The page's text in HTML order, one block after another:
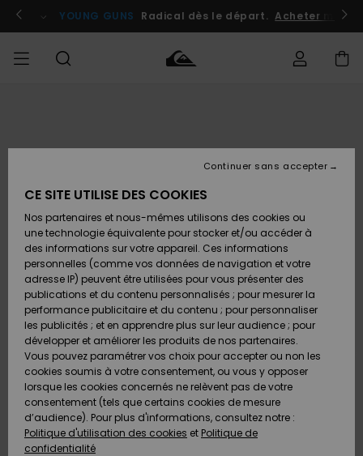
l'information
le
Se connecter / s'inscrire
YOUNG GUNS Radical dès le départ. Acheter
Chaussures
& Tongs
Surf
Snow
Nouveautés
Chaussures
& Tongs
Surf
Snow
Nouveautés
FEMME
A
Découvrir
Snow
SURF
Surf
Shop
Enfant
Highlights
Communauté
SNOW
Snow
Shop
Enfant
Snow
Shop
Femme
A
Découvrir
Communauté
OUTLET
Enfant
Outlet
Femme
AIDE &
CONTACT
Retours
Paiement
Carte
Cadeau
Quiksilver
Freedom
Protection
des
MAGASINS
CE SITE UTILISE DES COOKIES
Nos partenaires et nous-mêmes utilisons des cookies ou
une technologie équivalente pour stocker et/ou accéder à
des informations sur votre appareil. Ces informations
personnelles (comme vos données de navigation et votre
adresse IP) peuvent être utilisées pour vous présenter des
publications et du contenu personnalisés ; pour mesurer la
performance publicitaire et du contenu ; pour personnaliser
les publicités ; et en apprendre plus sur leur audience ; pour
développer et améliorer les produits de nos partenaires.
Vous pouvez paramétrer vos choix pour accepter ou non les
cookies soumis à votre consentement, ou vous y opposer
lorsque les cookies concernés ne relèvent pas de votre
consentement (tels que certains cookies de mesure
d’audience). Pour plus d'informations, consultez notre :
Politique d'utilisation des cookies et Politique de
confidentialité
Continuer sans accepter